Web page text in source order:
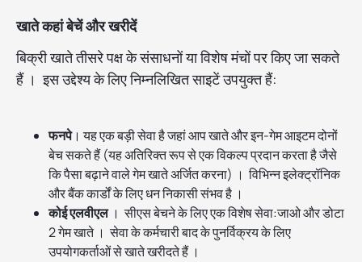
खाते कहां बेचें और खरीदें
बिक्री खाते तीसरे पक्ष के संसाधनों या विशेष मंचों पर किए जा सकते
हैं । इस उद्देश्य के लिए निम्नलिखित साइटें उपयुक्त हैं:
फनपे। यह एक बड़ी सेवा है जहां आप खाते और इन-गेम आइटम दोनों
बेच सकते हैं (यह अतिरिक्त रूप से एक विकल्प प्रदान करता है जैसे
कि पैसा बढ़ाने वाले गेम खाते अर्जित करना) । विभिन्न इलेक्ट्रॉनिक
और बैंक कार्डों के लिए धन निकासी संभव है ।
कोई एलवीएल। सीएस बेचने के लिए एक विशेष सेवा:जाओ और डोटा
2 गेम खाते । सेवा के कर्मचारी बाद के पुनर्विक्रय के लिए
उपयोगकर्ताओं से खाते खरीदते हैं ।